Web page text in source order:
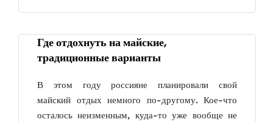
Где отдохнуть на майские,
традиционные варианты
В этом году россияне планировали свой
майский отдых немного по-другому. Кое-что
осталось неизменным, куда-то уже вообще не